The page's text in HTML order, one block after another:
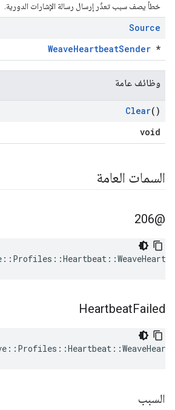
خطأ يصف سبب تعذّر إرسال رسالة الإشارات الدورية.
Source
WeaveHeartbeatSender *
وظائف عامة
Clear()
void
السمات العامة
@206
:: Profiles ::Heartbeat ::
HeartbeatFailed
:: Profiles ::Heartbeat ::
السبب